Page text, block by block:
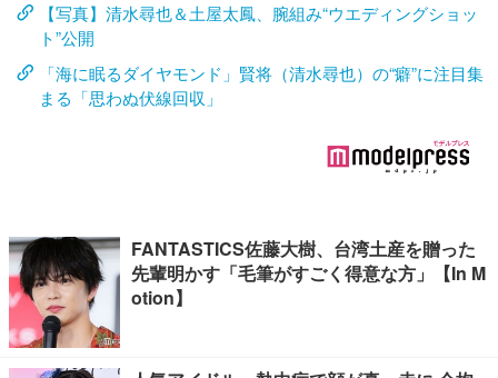
【写真】清水尋也＆土屋太鳳、腕組み“ウエディングショッ
ト”公開
「海に眠るダイヤモンド」賢将（清水尋也）の“癖”に注目集
まる「思わぬ伏線回収」
FANTASTICS佐藤大樹、台湾土産を贈った
先輩明かす「毛筆がすごく得意な方」【In M
otion】